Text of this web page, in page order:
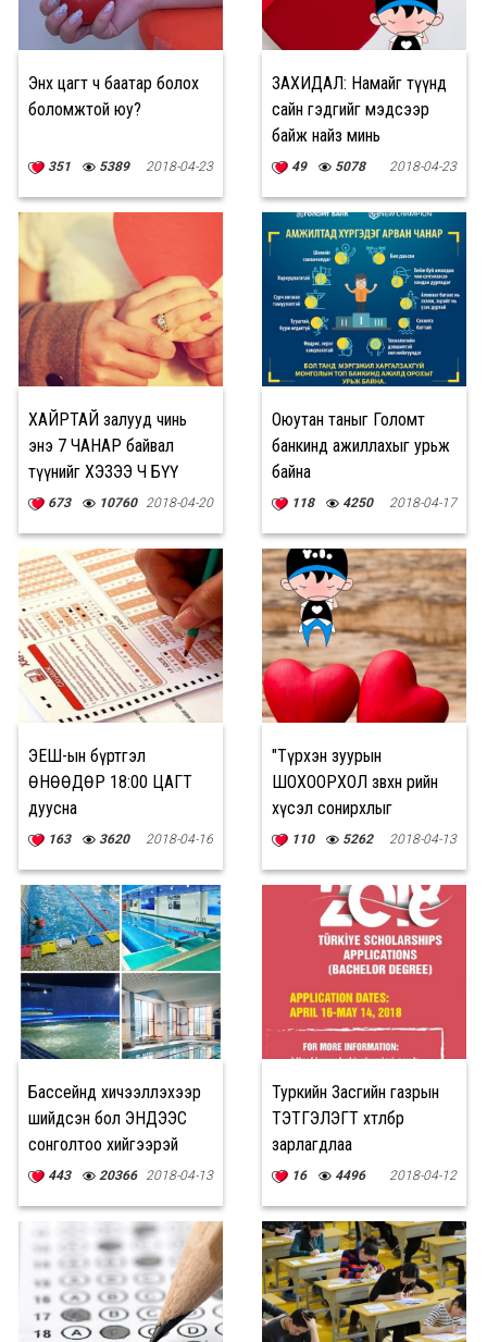
Энх цагт ч баатар болох
боломжтой юу?
351 5389 2018-04-23
ЗАХИДАЛ: Намайг түүнд
сайн гэдгийг мэдсээр
байж найз минь
үерхчихсэн
49 5078 2018-04-23
ХАЙРТАЙ залууд чинь
энэ 7 ЧАНАР байвал
түүнийг ХЭЗЭЭ Ч БҮҮ
АЛД673 10760 2018-04-20
Оюутан таныг Голомт
банкинд ажиллахыг урьж
байна
118 4250 2018-04-17
ЭЕШ-ын бүртгэл
ӨНӨӨДӨР 18:00 ЦАГТ
дуусна
163 3620 2018-04-16
"Түрхэн зуурын
ШОХООРХОЛ зөвхөн өөрийн
хүсэл сонирхлыг
харгалздаг"
110 5262 2018-04-13
Бассейнд хичээллэхээр
шийдсэн бол ЭНДЭЭС
сонголтоо хийгээрэй
443 20366 2018-04-13
Туркийн Засгийн газрын
ТЭТГЭЛЭГТ хөтөлбөр
зарлагдлаа
16 4496 2018-04-12